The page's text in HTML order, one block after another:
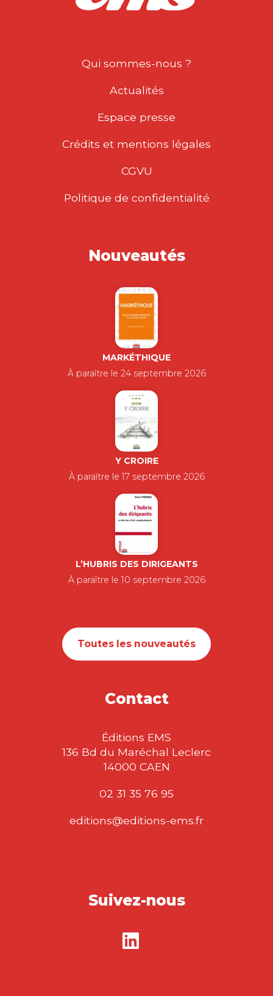
Qui sommes-nous ?
Actualités
Espace presse
Crédits et mentions légales
CGVU
Politique de confidentialité
Nouveautés
MARKÉTHIQUE
À paraître le 24 septembre 2026
Y CROIRE
À paraître le 17 septembre 2026
L’HUBRIS DES DIRIGEANTS
À paraître le 10 septembre 2026
Toutes les nouveautés
Contact
Éditions EMS
136 Bd du Maréchal Leclerc
14000 CAEN
02 31 35 76 95
editions@editions-ems.fr
Suivez-nous